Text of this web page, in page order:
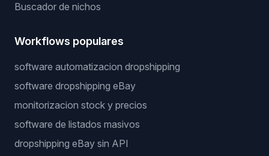
Buscador de nichos
Workflows populares
software automatizacion dropshipping
software dropshipping eBay
monitorizacion stock y precios
software de listados masivos
dropshipping eBay sin API